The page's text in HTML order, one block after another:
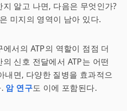
알고 나면, 다음은 무엇인가?
미지의 영역이 남아 있다.
에서의 ATP의 역할이 점점 더
신호 전달에서 ATP는 어떤
내면, 다양한 질병을 효과적으
암 연구도 이에 포함된다.